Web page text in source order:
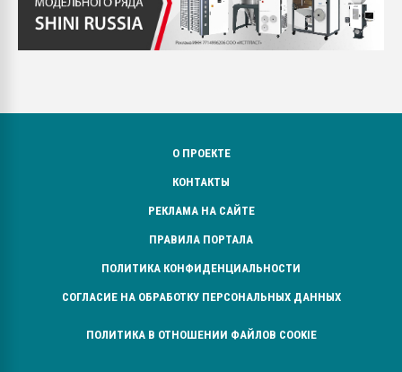
О ПРОЕКТЕ
КОНТАКТЫ
РЕКЛАМА НА САЙТЕ
ПРАВИЛА ПОРТАЛА
ПОЛИТИКА КОНФИДЕНЦИАЛЬНОСТИ
СОГЛАСИЕ НА ОБРАБОТКУ ПЕРСОНАЛЬНЫХ ДАННЫХ
ПОЛИТИКА В ОТНОШЕНИИ ФАЙЛОВ COOKIE